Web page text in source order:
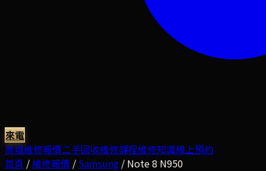
來電
商城維修報價二手回收維修課程維修知識線上預約
首頁 /維修報價 / Samsung / Note 8 N950